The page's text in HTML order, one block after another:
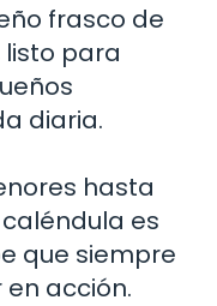
frasco de
para
diaria.
hasta
es
que siempre
acción.